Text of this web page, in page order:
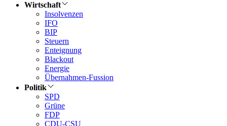
Wirtschaft
Insolvenzen
IFO
BIP
Steuern
Enteignung
Blackout
Energie
Übernahmen-Fussion
Politik
SPD
Grüne
FDP
CDU-CSU